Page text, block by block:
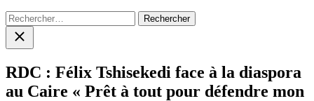
Rechercher :
Close
search
RDC : Félix Tshisekedi face à la diaspora
au Caire « Prêt à tout pour défendre mon